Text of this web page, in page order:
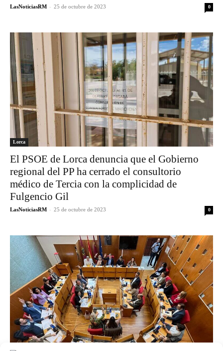
LasNoticiasRM - 25 de octubre de 2023 0
Lorca
El PSOE de Lorca denuncia que el Gobierno
regional del PP ha cerrado el consultorio
médico de Tercia con la complicidad de
Fulgencio Gil
LasNoticiasRM - 25 de octubre de 2023 0